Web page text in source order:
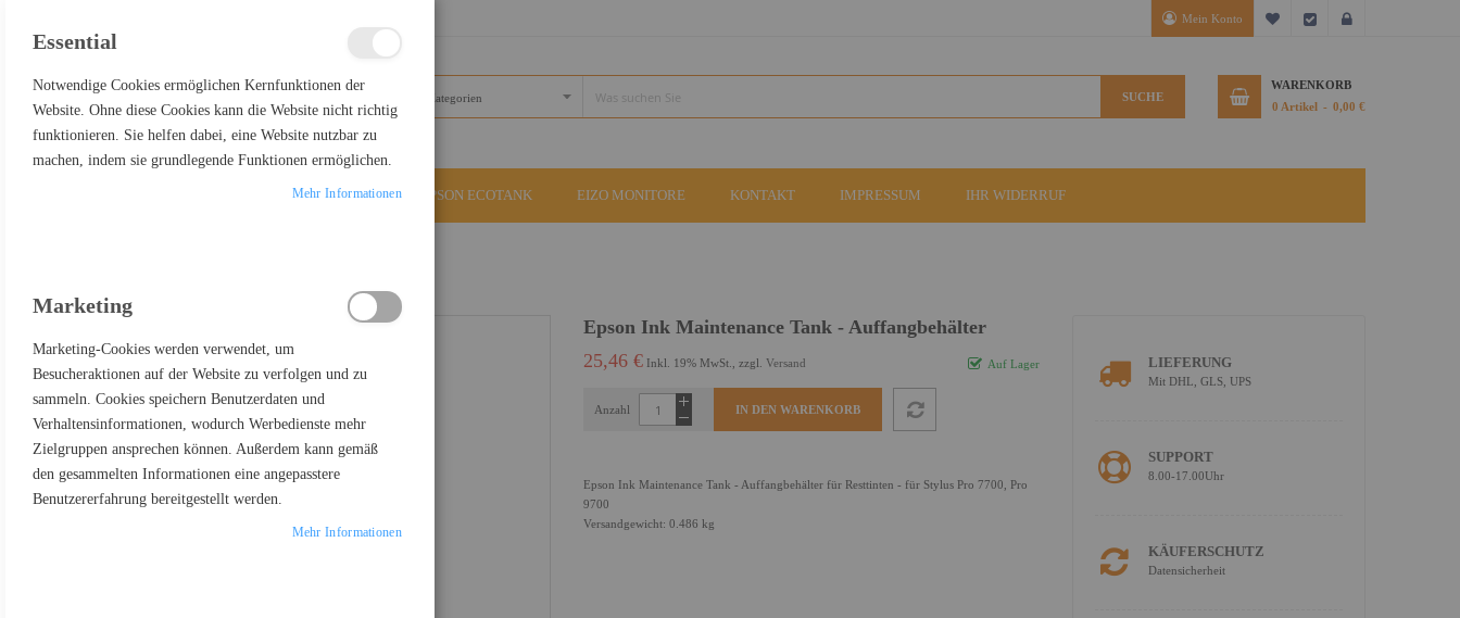
Mein Konto Mein Wunschzettel
Kasse
SUCHE
WARENKORB
0 Artikel 0,00 €
EPSON ECOTANK EIZO MONITORE KONTAKT IMPRESSUM IHR WIDERRUF
Epson Ink Maintenance Tank - Auffangbehälter
Auf Lager
25,46 € Inkl. 19% MwSt., zzgl. Versand
Anzahl IN DEN WARENKORB
Epson Ink Maintenance Tank - Auffangbehälter für Resttinten - für Stylus Pro 7700, Pro
9700
Versandgewicht: 0.486 kg
LIEFERUNG
Mit DHL, GLS, UPS
SUPPORT
8.00-17.00Uhr
KÄUFERSCHUTZ
Datensicherheit
Essential
Notwendige Cookies ermöglichen Kernfunktionen der
Website. Ohne diese Cookies kann die Website nicht richtig
funktionieren. Sie helfen dabei, eine Website nutzbar zu
machen, indem sie grundlegende Funktionen ermöglichen.
Mehr Informationen
Marketing
Marketing-Cookies werden verwendet, um
Besucheraktionen auf der Website zu verfolgen und zu
sammeln. Cookies speichern Benutzerdaten und
Verhaltensinformationen, wodurch Werbedienste mehr
Zielgruppen ansprechen können. Außerdem kann gemäß
den gesammelten Informationen eine angepasstere
Benutzererfahrung bereitgestellt werden.
Mehr Informationen